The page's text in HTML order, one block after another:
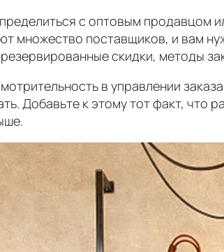
с оптовым продавцом
множество поставщиков, и вам
скидки, методы
в управлении
Добавьте к этому тот факт, что